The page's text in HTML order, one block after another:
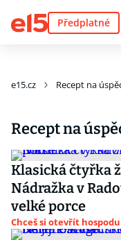
Předplatné
e15.cz Recept na
Recept na
Klasická čtyřka
Nádražka v
velké porce
Chceš si otevřít hospodu